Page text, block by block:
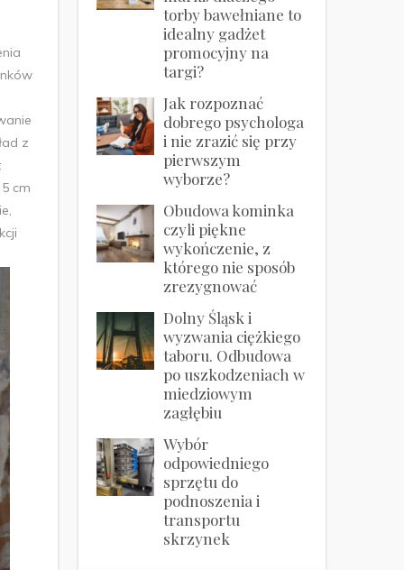
z
cm
torby bawełniane to
idealny gadżet
promocyjny na
targi?
Jak rozpoznać
dobrego psychologa
i nie zrazić się przy
pierwszym
wyborze?
Obudowa kominka
czyli piękne
wykończenie, z
którego nie sposób
zrezygnować
Dolny Śląsk i
wyzwania ciężkiego
taboru. Odbudowa
po uszkodzeniach w
miedziowym
zagłębiu
Wybór
odpowiedniego
sprzętu do
podnoszenia i
transportu
skrzynek